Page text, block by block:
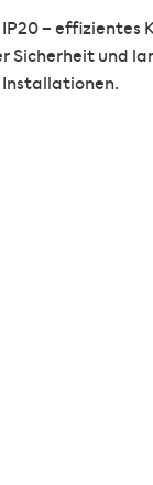
–
Sicherheit und
Installationen.